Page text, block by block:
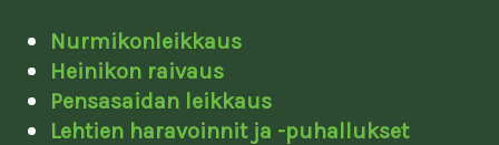
Nurmikonleikkaus
Heinikon raivaus
Pensasaidan leikkaus
Lehtien haravoinnit ja -puhallukset